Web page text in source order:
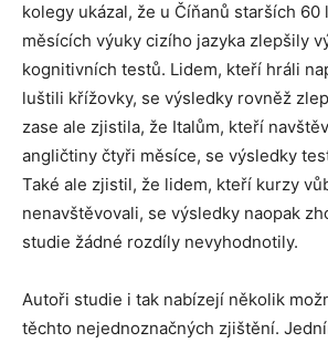
kolegy ukázal, že u Číňanů starších 60
měsících výuky cizího jazyka zlepšily
kognitivních testů. Lidem, kteří hráli
luštili křížovky, se výsledky rovněž
zase ale zjistila, že Italům, kteří
angličtiny čtyři měsíce, se výsledky
Také ale zjistil, že lidem, kteří kurzy
nenavštěvovali, se výsledky naopak
studie žádné rozdíly nevyhodnotily.
Autoři studie i tak nabízejí několik
těchto nejednoznačných zjištění.